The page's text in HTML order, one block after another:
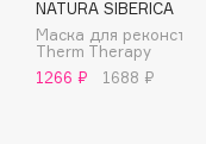
NATURA SIBERICA
Маска для
Therm Therapy
1266 ₽
1688 ₽